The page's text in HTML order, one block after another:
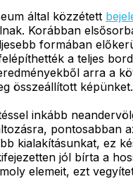
által közzétett
Korábban
formában
a teljes
arra a
összeállított képünket.
inkább
pontosabban
kialakításunkat, ez
jól bírta a
elemeit, ezt